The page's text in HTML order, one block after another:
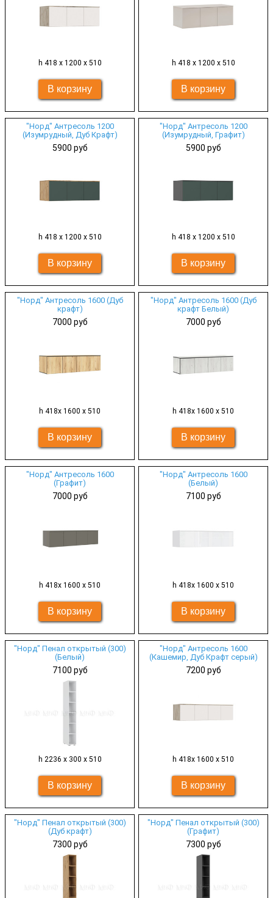
h 418 х 1200 х 510 h 418 х 1200 х 510
"Норд" Антресоль 1200
(Изумрудный, Дуб Крафт)
5900 руб
h 418 х 1200 х 510
"Норд" Антресоль 1200
(Изумрудный, Графит)
5900 руб
h 418 х 1200 х 510
"Норд" Антресоль 1600 (Дуб
крафт)
7000 руб
h 418х 1600 х 510
"Норд" Антресоль 1600 (Дуб
крафт Белый)
7000 руб
h 418х 1600 х 510
"Норд" Антресоль 1600
(Графит)
7000 руб
h 418х 1600 х 510
"Норд" Антресоль 1600
(Белый)
7100 руб
h 418х 1600 х 510
"Норд" Пенал открытый (300)
(Белый)
7100 руб
h 2236 х 300 х 510
"Норд" Антресоль 1600
(Кашемир, Дуб Крафт серый)
7200 руб
h 418х 1600 х 510
"Норд" Пенал открытый (300)
(Дуб крафт)
7300 руб
"Норд" Пенал открытый (300)
(Графит)
7300 руб